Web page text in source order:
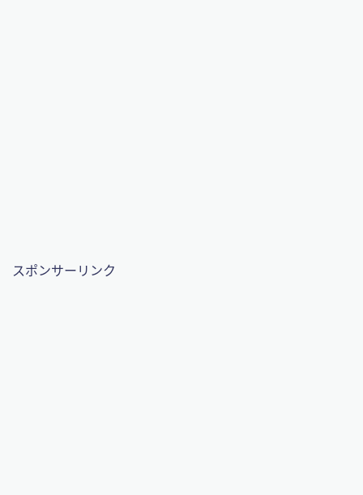
スポンサーリンク